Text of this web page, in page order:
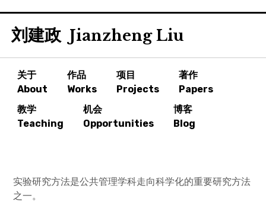
content
刘建政 Jianzheng Liu
关于
About
作品
Works
项目
Projects
著作
Papers
教学
Teaching
机会
Opportunities
博客
Blog
实验研究方法是公共管理学科走向科学化的重要研究方法
之一。